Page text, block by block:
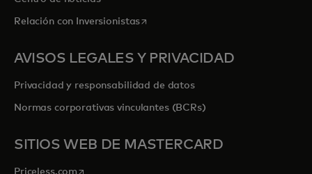
Relación con Inversionistasse abre en una pestaña nueva
AVISOS LEGALES Y PRIVACIDAD
Privacidad y responsabilidad de datos
Normas corporativas vinculantes (BCRs)
SITIOS WEB DE MASTERCARD
Priceless.com se abre en una pestaña nueva